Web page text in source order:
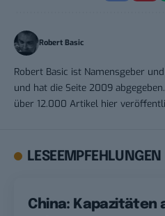
Robert Basic
Robert Basic ist Namensgeber
und hat die Seite 2009
über 12.000 Artikel hier
LESEEMPFEHLUNGEN
China: Kapazitäten